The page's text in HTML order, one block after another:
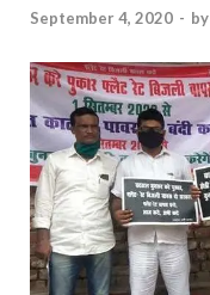
September 4, 2020 - by